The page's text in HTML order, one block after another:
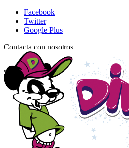
Facebook
Twitter
Google Plus
Contacta con nosotros